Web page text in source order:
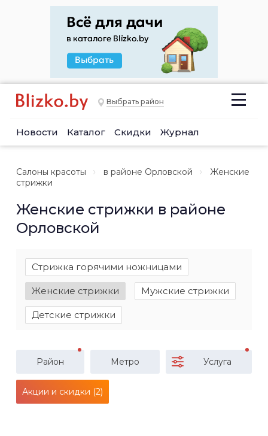
Выбрать район
Новости Каталог Скидки Журнал
Салоны красоты в районе Орловской
Женские
стрижки
Женские стрижки в районе
Орловской
Стрижка горячими ножницами
Женские стрижки Мужские стрижки
Детские стрижки
Район Метро Услуга
Акции и скидки (2)